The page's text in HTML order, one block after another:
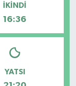
İKINDI
16:36
YATSI